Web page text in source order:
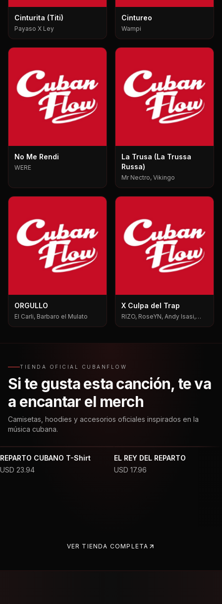
Cinturita (Titi)
Payaso X Ley
Cintureo
Wampi
No Me Rendi
WERE
La Trusa (La Trussa
Russa)
Mr Nectro, Vikingo
ORGULLO
El Carli, Barbaro el Mulato
X Culpa del Trap
RIZO, RoseYN, Andy Isasi,
TIENDA OFICIAL CUBANFLOW
Si te gusta esta canción, te va
a encantar el merch
Camisetas, hoodies y accesorios oficiales inspirados en la
música cubana.
REPARTO CUBANO T-Shirt
USD 23.94
EL REY DEL REPARTO
USD 17.96
VER TIENDA COMPLETA